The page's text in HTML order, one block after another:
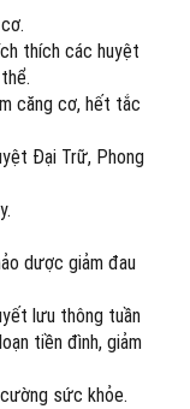
thích các huyệt
căng cơ, hết tắc
Đại Trữ, Phong
dược giảm đau
lưu thông tuần
tiền đình, giảm
sức khỏe.